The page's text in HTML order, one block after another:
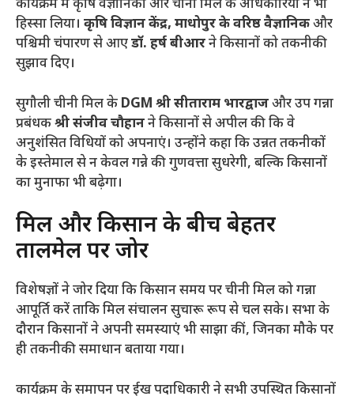
​कार्यक्रम में कृषि वैज्ञानिकों और चीनी मिल के अधिकारियों ने भी
हिस्सा लिया। कृषि विज्ञान केंद्र, माधोपुर के वरिष्ठ वैज्ञानिकऔर
पश्चिमी चंपारण से आएडॉ. हर्ष बीआरने किसानों को तकनीकी
सुझाव दिए।
​सुगौली चीनी मिल के DGM श्री सीताराम भारद्वाजऔर उप गन्ना
प्रबंधकश्री संजीव चौहानने किसानों से अपील की कि वे
अनुशंसित विधियों को अपनाएं। उन्होंने कहा कि उन्नत तकनीकों
के इस्तेमाल से न केवल गन्ने की गुणवत्ता सुधरेगी, बल्कि किसानों
का मुनाफा भी बढ़ेगा।
​मिल और किसान के बीच बेहतर
तालमेल पर जोर
​विशेषज्ञों ने जोर दिया कि किसान समय पर चीनी मिल को गन्ना
आपूर्ति करें ताकि मिल संचालन सुचारू रूप से चल सके। सभा के
दौरान किसानों ने अपनी समस्याएं भी साझा कीं, जिनका मौके पर
ही तकनीकी समाधान बताया गया।
​कार्यक्रम के समापन पर ईख पदाधिकारी ने सभी उपस्थित किसानों